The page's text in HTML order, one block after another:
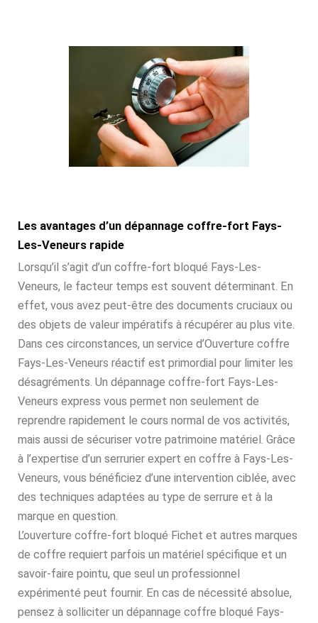
Les avantages d’un dépannage coffre-fort Fays-
Les-Veneurs rapide
Lorsqu’il s’agit d’un coffre-fort bloqué Fays-Les-
Veneurs, le facteur temps est souvent déterminant. En
effet, vous avez peut-être des documents cruciaux ou
des objets de valeur impératifs à récupérer au plus vite.
Dans ces circonstances, un service d’Ouverture coffre
Fays-Les-Veneurs réactif est primordial pour limiter les
désagréments. Un dépannage coffre-fort Fays-Les-
Veneurs express vous permet non seulement de
reprendre rapidement le cours normal de vos activités,
mais aussi de sécuriser votre patrimoine matériel. Grâce
à l’expertise d’un serrurier expert en coffre à Fays-Les-
Veneurs, vous bénéficiez d’une intervention ciblée, avec
des techniques adaptées au type de serrure et à la
marque en question.
L’ouverture coffre-fort bloqué Fichet et autres marques
de coffre requiert parfois un matériel spécifique et un
savoir-faire pointu, que seul un professionnel
expérimenté peut fournir. En cas de nécessité absolue,
pensez à solliciter un dépannage coffre bloqué Fays-